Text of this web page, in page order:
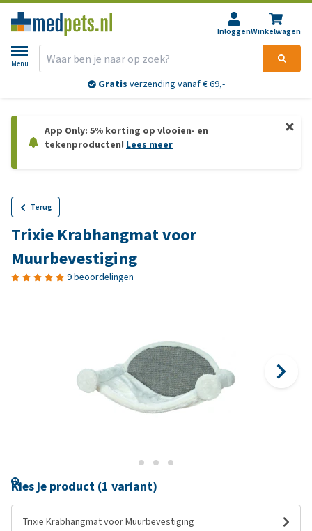
InloggenWinkelwagen
Menu
Gratis verzending vanaf € 69,-
App Only: 5% korting op vlooien- en
tekenproducten! Lees meer
Terug
Trixie Krabhangmat voor
Muurbevestiging
9 beoordelingen
Kies je product (1 variant)
Trixie Krabhangmat voor Muurbevestiging